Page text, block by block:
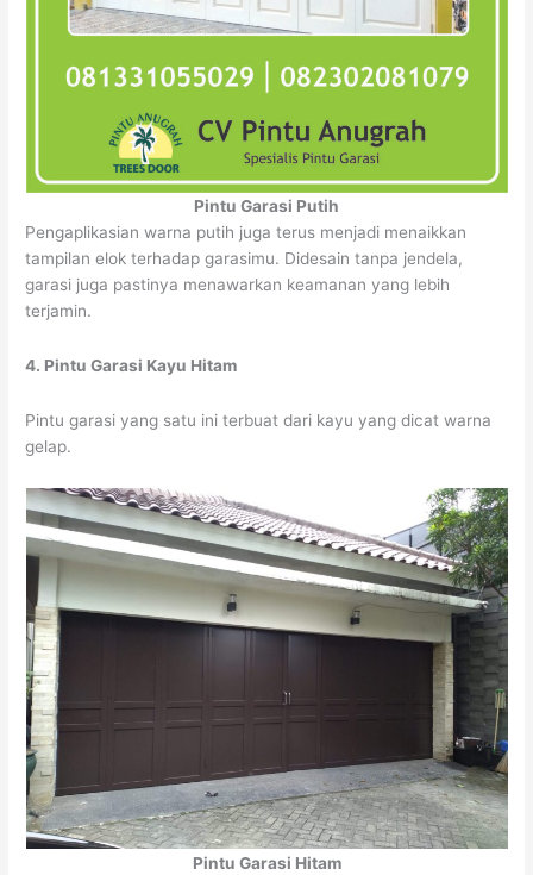
Pintu Garasi Putih
Pengaplikasian warna putih juga terus menjadi menaikkan
tampilan elok terhadap garasimu. Didesain tanpa jendela,
garasi juga pastinya menawarkan keamanan yang lebih
terjamin.
4. Pintu Garasi Kayu Hitam
Pintu garasi yang satu ini terbuat dari kayu yang dicat warna
gelap.
Pintu Garasi Hitam